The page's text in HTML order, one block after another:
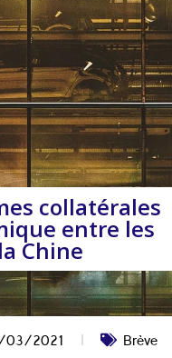
collatérales
entre les
Chine
2021 Brève